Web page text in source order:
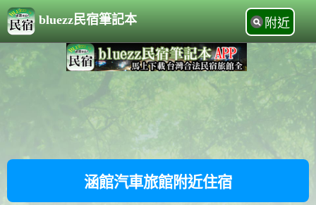
bluezz民宿筆記本 附近
涵館汽車旅館附近住宿